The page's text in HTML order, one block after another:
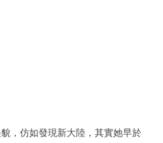
，仿如發現新大陸，其實她早於